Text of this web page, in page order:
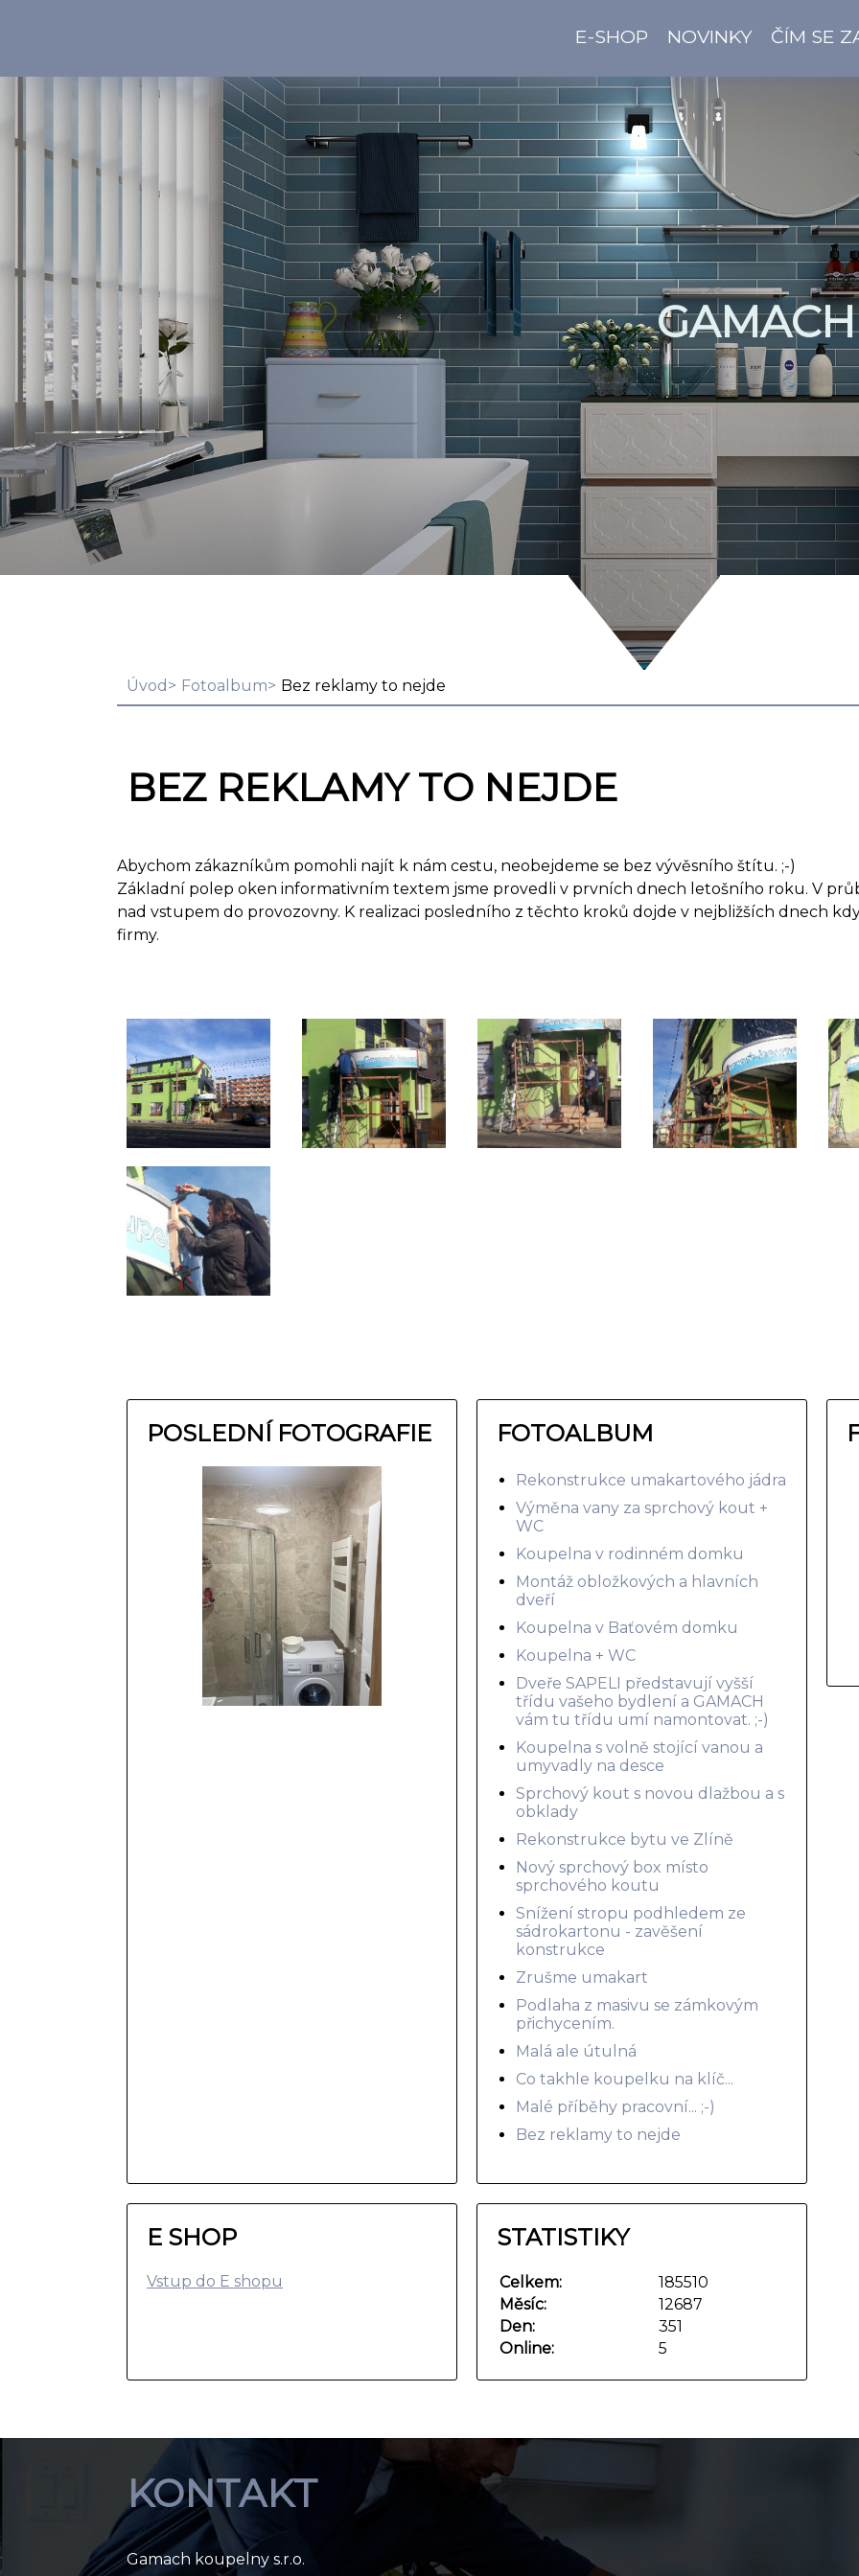
E-SHOP NOVINKY ČÍM SE
Úvod Fotoalbum Bez reklamy to nejde
BEZ REKLAMY TO NEJDE
Abychom zákazníkům pomohli najít k nám cestu, neobejdeme se bez vývěsního štítu. ;-)
Základní polep oken informativním textem jsme provedli v prvních dnech letošního roku. V
nad vstupem do provozovny. K realizaci posledního z těchto kroků dojde v nejbližších dnech
firmy.
POSLEDNÍ FOTOGRAFIE FOTOALBUM
Rekonstrukce umakartového jádra
Výměna vany za sprchový kout +
WC
Koupelna v rodinném domku
Montáž obložkových a hlavních
dveří
Koupelna v Baťovém domku
Koupelna + WC
Dveře SAPELI představují vyšší
třídu vašeho bydlení a GAMACH
vám tu třídu umí namontovat. ;-)
Koupelna s volně stojící vanou a
umyvadly na desce
Sprchový kout s novou dlažbou a s
obklady
Rekonstrukce bytu ve Zlíně
Nový sprchový box místo
sprchového koutu
Snížení stropu podhledem ze
sádrokartonu - zavěšení
konstrukce
Zrušme umakart
Podlaha z masivu se zámkovým
přichycením.
Malá ale útulná
Co takhle koupelku na klíč...
Malé příběhy pracovní... ;-)
Bez reklamy to nejde
E SHOP
Vstup do E shopu
STATISTIKY
Online: 5
Celkem:
185510
Měsíc:
12687
Den:
351
KONTAKT
Gamach koupelny s.r.o.